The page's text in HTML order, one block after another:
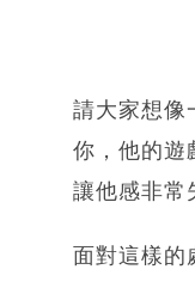
請大家想像
你，他的遊
讓他感非常
面對這樣的